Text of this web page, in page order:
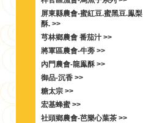
屏東縣農會-蜜紅豆.蜜黑豆.鳯梨
酥. >>
芎林鄉農會 番茄汁 >>
將軍區農會-牛蒡 >>
內門農會-龍鳯酥 >>
御品-沉香 >>
糖太宗 >>
宏基蜂蜜 >>
社頭鄉農會-芭樂心葉茶 >>